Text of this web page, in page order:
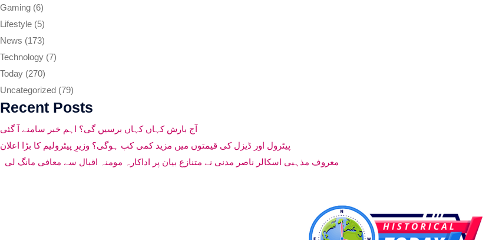
Gaming (6)
Lifestyle (5)
News (173)
Technology (7)
Today (270)
Uncategorized (79)
Recent Posts
آج بارش کہاں کہاں برسیں گی؟ اہم خبر سامنے آ گئی
پیٹرول اور ڈیزل کی قیمتوں میں مزید کمی کب ہوگی؟ وزیرِ پیٹرولیم کا بڑا اعلان
معروف مذہبی اسکالر ناصر مدنی نے متنازع بیان پر اداکارہ مومنہ اقبال سے معافی مانگ لی